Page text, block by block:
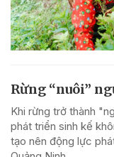
Rừng “nuôi”
Khi rừng trở thành
phát triển sinh kế
tạo nên động lực